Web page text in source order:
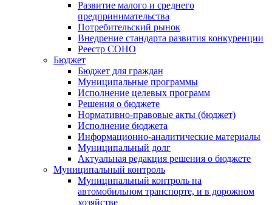
Развитие малого и среднего
предпринимательства
Потребительский рынок
Внедрение стандарта развития конкуренции
Реестр СОНО
Бюджет
Бюджет для граждан
Муниципальные программы
Исполнение целевых программ
Решения о бюджете
Нормативно-правовые акты (бюджет)
Исполнение бюджета
Информационно-аналитические материалы
Муниципальный долг
Актуальная редакция решения о бюджете
Муниципальный контроль
Муниципальный контроль на
автомобильном транспорте, и в дорожном
хозяйстве